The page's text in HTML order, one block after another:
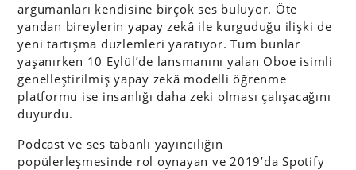
argümanları kendisine birçok ses buluyor. Öte
yandan bireylerin yapay zekâ ile kurguduğu ilişki de
yeni tartışma düzlemleri yaratıyor. Tüm bunlar
yaşanırken 10 Eylül’de lansmanını yalan Oboe isimli
genelleştirilmiş yapay zekâ modelli öğrenme
platformu ise insanlığı daha zeki olması çalışacağını
duyurdu.
Podcast ve ses tabanlı yayıncılığın
popülerleşmesinde rol oynayan ve 2019’da Spotify